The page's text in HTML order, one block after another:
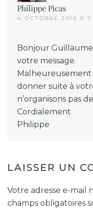
Philippe Picas
4 OCTOBRE 2016 À
Bonjour
votre message.
Malheureusement
donner suite à
n’organisons pas
Cordialement
Philippe
LAISSER UN
Votre adresse e-mail
champs obligatoires